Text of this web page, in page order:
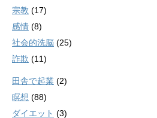
宗教 (17)
感情 (8)
社会的洗脳 (25)
詐欺 (11)
田舎で起業 (2)
瞑想 (88)
ダイエット (3)